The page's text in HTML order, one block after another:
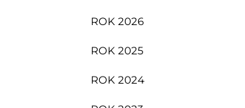
ROK 2026
ROK 2025
ROK 2024